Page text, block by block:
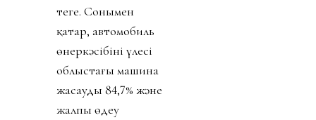
теңге. Сонымен
қатар, автомобиль
өнеркәсібінің үлесі
облыстағы машина
жасаудың 84,7% және
жалпы өңдеу